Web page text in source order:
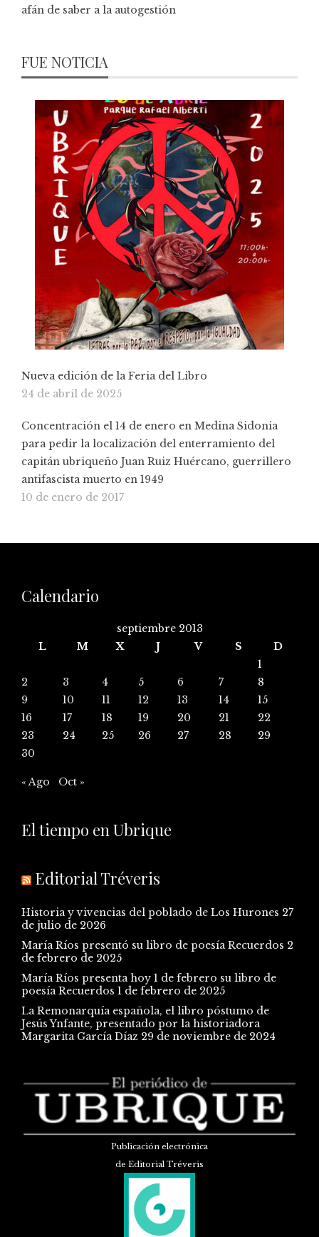
afán de saber a la autogestión
FUE NOTICIA
Nueva edición de la Feria del Libro
24 de abril de 2025
Concentración el 14 de enero en Medina Sidonia
para pedir la localización del enterramiento del
capitán ubriqueño Juan Ruiz Huércano, guerrillero
antifascista muerto en 1949
10 de enero de 2017
Calendario
septiembre 2013
L
M X J V S
D
1
2
3 4 5 6 7
8
9
10 11 12 13 14
15
16
17 18 19 20 21
22
23
24 25 26 27 28
29
30
« Ago Oct »
El tiempo en Ubrique
Editorial Tréveris
Historia y vivencias del poblado de Los Hurones 27
de julio de 2026
María Ríos presentó su libro de poesía Recuerdos 2
de febrero de 2025
María Ríos presenta hoy 1 de febrero su libro de
poesía Recuerdos 1 de febrero de 2025
La Remonarquía española, el libro póstumo de
Jesús Ynfante, presentado por la historiadora
Margarita García Díaz 29 de noviembre de 2024
Publicación electrónica
de Editorial Tréveris